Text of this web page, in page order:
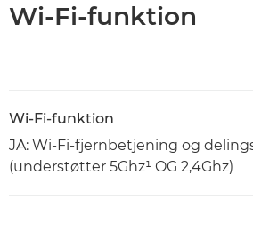
Wi-Fi-funktion
Wi-Fi-funktion
JA: Wi-Fi-fjernbetjening og
(understøtter 5Ghz¹ OG 2,4Ghz)